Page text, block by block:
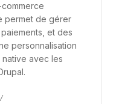
permet de gérer
et des
personnalisation
avec les